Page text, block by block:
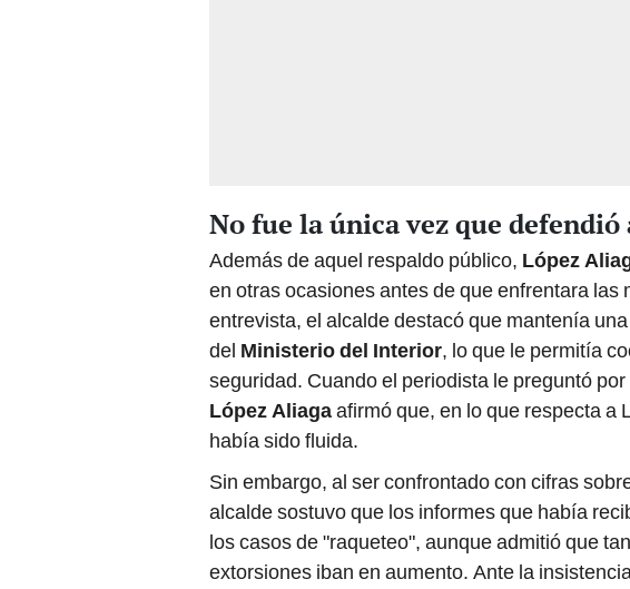
No fue la única vez que defendió
Además de aquel respaldo público, López
en otras ocasiones antes de que enfrentara las
entrevista, el alcalde destacó que mantenía
del Ministerio del Interior, lo que le permitía
seguridad. Cuando el periodista le preguntó
López Aliagaafirmó que, en lo que respecta a
había sido fluida.
Sin embargo, al ser confrontado con cifras
alcalde sostuvo que los informes que había
los casos de "raqueteo", aunque admitió que
extorsiones iban en aumento. Ante la